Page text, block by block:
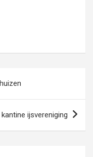
ijsvereniging